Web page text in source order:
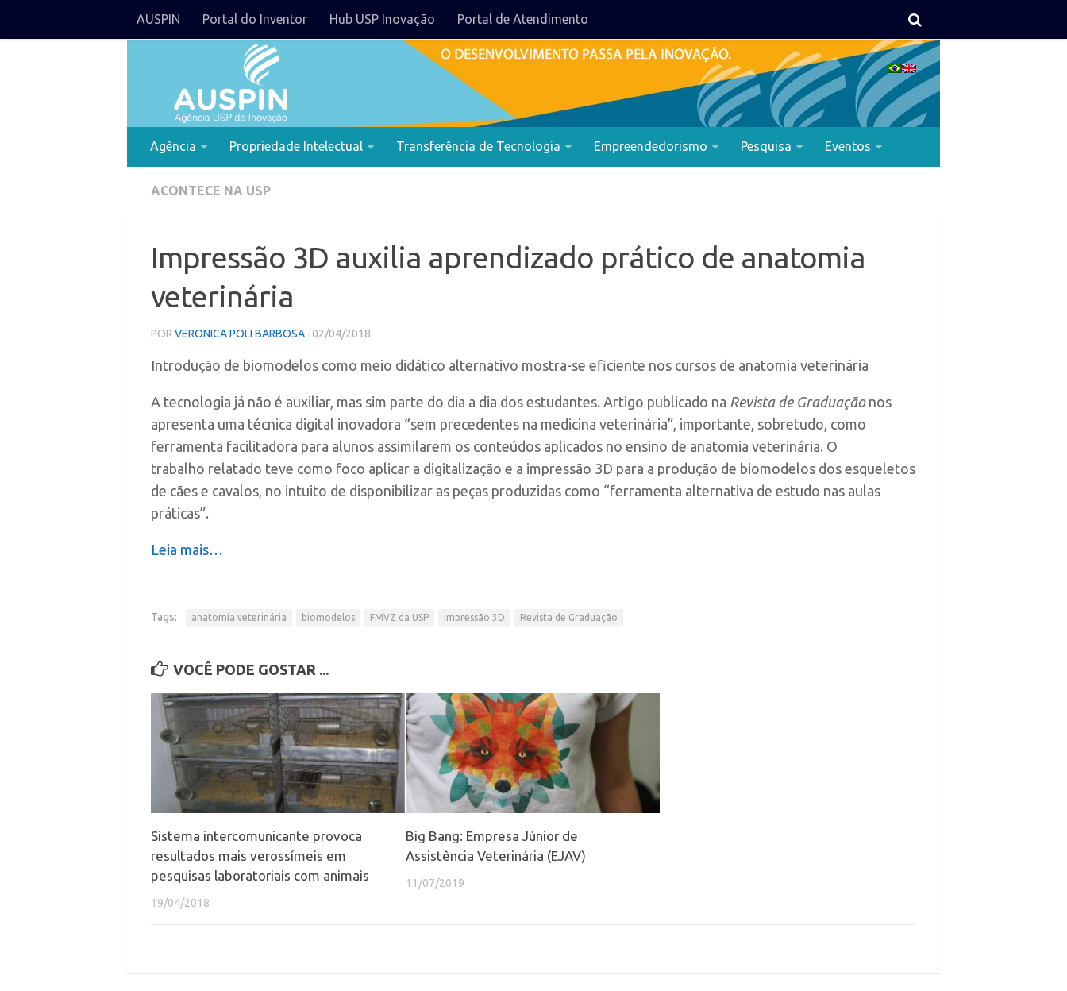
AUSPIN Portal do Inventor Hub USP Inovação Portal de Atendimento
Agência Propriedade Intelectual Transferência de Tecnologia Empreendedorismo Pesquisa Eventos
ACONTECE NA USP
Impressão 3D auxilia aprendizado prático de anatomia
veterinária
POR VERONICA POLI BARBOSA · 02/04/2018
Introdução de biomodelos como meio didático alternativo mostra-se eficiente nos cursos de anatomia veterinária
A tecnologia já não é auxiliar, mas sim parte do dia a dia dos estudantes. Artigo publicado na Revista de Graduaçãonos
apresenta uma técnica digital inovadora “sem precedentes na medicina veterinária”, importante, sobretudo, como
ferramenta facilitadora para alunos assimilarem os conteúdos aplicados no ensino de anatomia veterinária. O
trabalho relatado teve como foco aplicar a digitalização e a impressão 3D para a produção de biomodelos dos esqueletos
de cães e cavalos, no intuito de disponibilizar as peças produzidas como “ferramenta alternativa de estudo nas aulas
práticas”.
Leia mais…
Tags: anatomia veterinária biomodelos FMVZ da USP Impressão 3D Revista de Graduação
VOCÊ PODE GOSTAR ...
Sistema intercomunicante provoca
resultados mais verossímeis em
pesquisas laboratoriais com animais
19/04/2018
Big Bang: Empresa Júnior de
Assistência Veterinária (EJAV)
11/07/2019